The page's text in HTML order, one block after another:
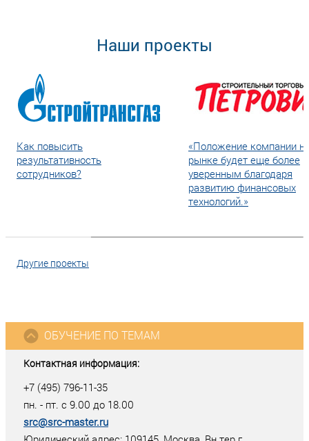
Наши проекты
Как повысить
результативность
сотрудников?
«Положение компании
рынке будет еще более
уверенным благодаря
развитию финансовых
технологий.»
Другие проекты
Контактная информация:
+7 (495) 796-11-35
пн. - пт. с 9.00 до 18.00
src@src-master.ru
ОБУЧЕНИЕ ПО ТЕМАМ